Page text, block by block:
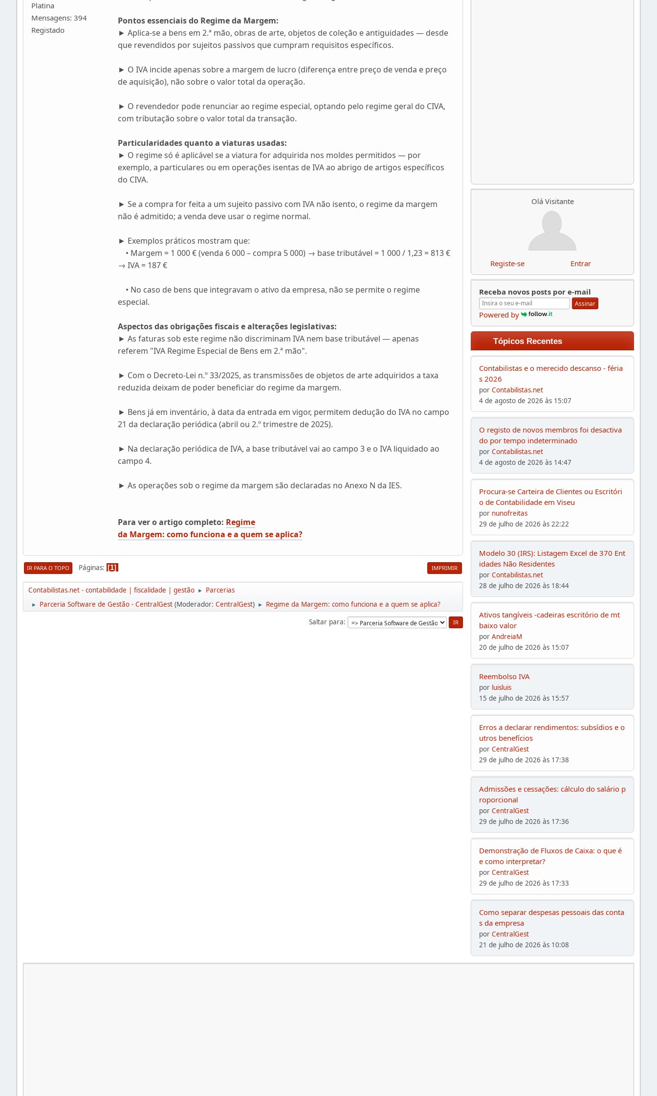
Platina
Mensagens: 394
Registado
Pontos essenciais do Regime da Margem:
► Aplica-se a bens em 2.ª mão, obras de arte, objetos de coleção e antiguidades — desde
que revendidos por sujeitos passivos que cumpram requisitos específicos.
► O IVA incide apenas sobre a margem de lucro (diferença entre preço de venda e preço
de aquisição), não sobre o valor total da operação.
► O revendedor pode renunciar ao regime especial, optando pelo regime geral do CIVA,
com tributação sobre o valor total da transação.
Particularidades quanto a viaturas usadas:
► O regime só é aplicável se a viatura for adquirida nos moldes permitidos — por
exemplo, a particulares ou em operações isentas de IVA ao abrigo de artigos específicos
do CIVA.
► Se a compra for feita a um sujeito passivo com IVA não isento, o regime da margem
não é admitido; a venda deve usar o regime normal.
► Exemplos práticos mostram que:
• Margem = 1 000 € (venda 6 000 – compra 5 000) → base tributável = 1 000 / 1,23 = 813 €
→ IVA = 187 €
• No caso de bens que integravam o ativo da empresa, não se permite o regime
especial.
Aspectos das obrigações fiscais e alterações legislativas:
► As faturas sob este regime não discriminam IVA nem base tributável — apenas
referem "IVA Regime Especial de Bens em 2.ª mão".
► Com o Decreto-Lei n.º 33/2025, as transmissões de objetos de arte adquiridos a taxa
reduzida deixam de poder beneficiar do regime da margem.
► Bens já em inventário, à data da entrada em vigor, permitem dedução do IVA no campo
21 da declaração periódica (abril ou 2.º trimestre de 2025).
► Na declaração periódica de IVA, a base tributável vai ao campo 3 e o IVA liquidado ao
campo 4.
► As operações sob o regime da margem são declaradas no Anexo N da IES.
Para ver o artigo completo: Regime
da Margem: como funciona e a quem se aplica?
IMPRIMIR
IR PARA O TOPO Páginas 1
Contabilistas.net - contabilidade | fiscalidade | gestão ► Parcerias
► Parceria Software de Gestão - CentralGest (Moderador: CentralGest) ►
Regime da Margem: como funciona e a quem se aplica?
Saltar para
Olá Visitante
Registe-se Entrar
Receba novos posts por e-mail
Assinar
Powered by
Tópicos Recentes
Contabilistas e o merecido descanso - féria
s 2026
porContabilistas.net
4 de agosto de 2026 às 15:07
O registo de novos membros foi desactiva
do por tempo indeterminado
porContabilistas.net
4 de agosto de 2026 às 14:47
Procura-se Carteira de Clientes ou Escritóri
o de Contabilidade em Viseu
por nunofreitas
29 de julho de 2026 às 22:22
Modelo 30 (IRS): Listagem Excel de 370 Ent
idades Não Residentes
porContabilistas.net
28 de julho de 2026 às 18:44
Ativos tangíveis -cadeiras escritório de mt
baixo valor
porAndreiaM
20 de julho de 2026 às 15:07
Reembolso IVA
por luisluis
15 de julho de 2026 às 15:57
Erros a declarar rendimentos: subsídios e o
utros benefícios
porCentralGest
29 de julho de 2026 às 17:38
Admissões e cessações: cálculo do salário p
roporcional
porCentralGest
29 de julho de 2026 às 17:36
Demonstração de Fluxos de Caixa: o que é
e como interpretar?
porCentralGest
29 de julho de 2026 às 17:33
Como separar despesas pessoais das conta
s da empresa
porCentralGest
21 de julho de 2026 às 10:08